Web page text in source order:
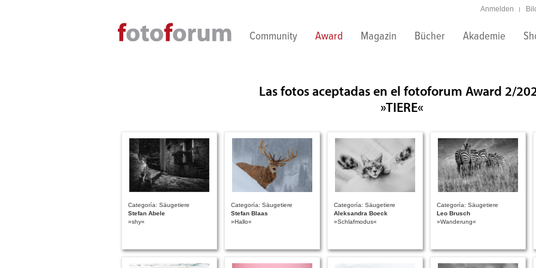
Anmelden
Community Award Magazin Bücher Akademie
Las fotos aceptadas en el fotoforum Award 2/
»TIERE«
Categoría: Säugetiere
Stefan Abele
»shy«
Categoría: Säugetiere
Stefan Blaas
»Hallo«
Categoría: Säugetiere
Aleksandra Boeck
»Schlafmodus«
Categoría: Säugetiere
Leo Brusch
»Wanderung«